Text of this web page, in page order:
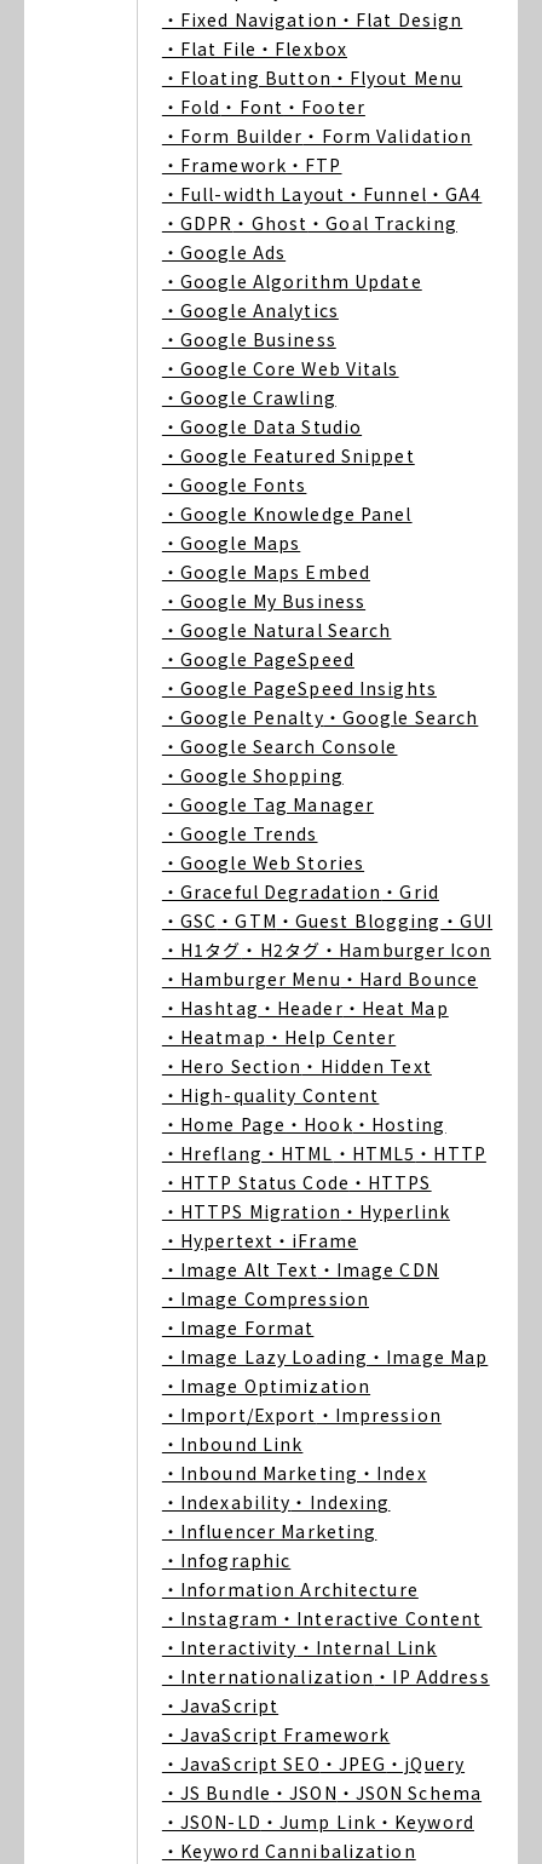
・Fixed Navigation ・Flat Design
・Flat File ・Flexbox
・Floating Button ・Flyout Menu
・Fold ・Font ・Footer
・Form Builder ・Form Validation
・Framework ・FTP
・Full-width Layout ・Funnel ・GA4
・GDPR ・Ghost ・Goal Tracking
・Google Ads
・Google Algorithm Update
・Google Analytics
・Google Business
・Google Core Web Vitals
・Google Crawling
・Google Data Studio
・Google Featured Snippet
・Google Fonts
・Google Knowledge Panel
・Google Maps
・Google Maps Embed
・Google My Business
・Google Natural Search
・Google PageSpeed
・Google PageSpeed Insights
・Google Penalty ・Google Search
・Google Search Console
・Google Shopping
・Google Tag Manager
・Google Trends
・Google Web Stories
・Graceful Degradation ・Grid
・GSC ・GTM ・Guest Blogging ・GUI
・H1タグ ・H2タグ ・Hamburger Icon
・Hamburger Menu ・Hard Bounce
・Hashtag ・Header ・Heat Map
・Heatmap ・Help Center
・Hero Section ・Hidden Text
・High-quality Content
・Home Page ・Hook ・Hosting
・Hreflang ・HTML ・HTML5 ・HTTP
・HTTP Status Code ・HTTPS
・HTTPS Migration ・Hyperlink
・Hypertext ・iFrame
・Image Alt Text ・Image CDN
・Image Compression
・Image Format
・Image Lazy Loading ・Image Map
・Image Optimization
・Import/Export ・Impression
・Inbound Link
・Inbound Marketing ・Index
・Indexability ・Indexing
・Influencer Marketing
・Infographic
・Information Architecture
・Instagram ・Interactive Content
・Interactivity ・Internal Link
・Internationalization ・IP Address
・JavaScript
・JavaScript Framework
・JavaScript SEO ・JPEG ・jQuery
・JS Bundle ・JSON ・JSON Schema
・JSON-LD ・Jump Link ・Keyword
・Keyword Cannibalization